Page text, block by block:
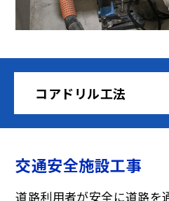
コアドリル工法
交通安全施設工事
道路利用者が安全に道路を